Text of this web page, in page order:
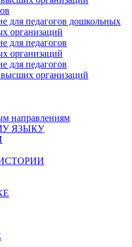
для педагогов дошкольных
организаций
для педагогов
организаций
для педагогов
организаций
направлениям
ЯЗЫКУ